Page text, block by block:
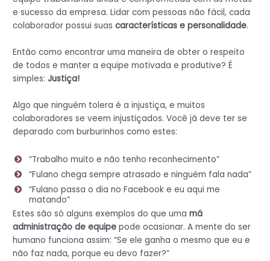
e sucesso da empresa. Lidar com pessoas não fácil, cada
colaborador possui suascaracterísticas e personalidade.
Então como encontrar uma maneira de obter o respeito
de todos e manter a equipe motivada e produtive? É
simples: Justiça!
Algo que ninguém tolera é a injustiça, e muitos
colaboradores se veem injustiçados. Você já deve ter se
deparado com burburinhos como estes:
“Trabalho muito e não tenho reconhecimento”
“Fulano chega sempre atrasado e ninguém fala nada”
“Fulano passa o dia no Facebook e eu aqui me
matando”
Estes são só alguns exemplos do que umamá
administração de equipe pode ocasionar. A mente do ser
humano funciona assim: “Se ele ganha o mesmo que eu e
não faz nada, porque eu devo fazer?”